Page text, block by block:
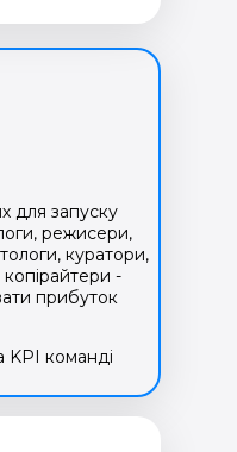
для запуску
режисери,
куратори,
-
прибуток
KPI команді